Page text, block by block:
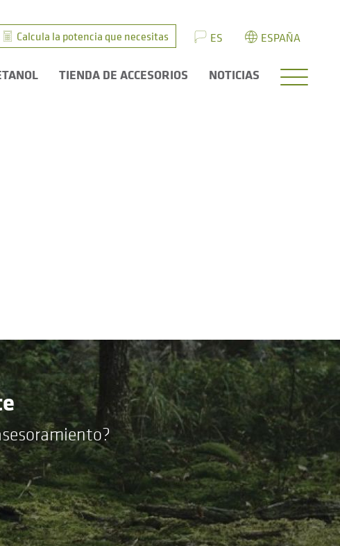
Calcula la potencia que necesitas ES ESPAÑA
TIENDA DE ACCESORIOS NOTICIAS